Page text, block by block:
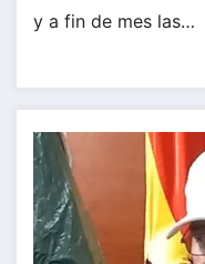
y a fin de mes las…